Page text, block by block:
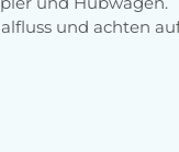
und achten